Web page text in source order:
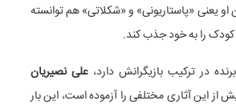
یعنی ‌«پاستاریونی» و «شکلاتی» هم توانسته
را به خود جذب کند.
در ترکیب بازیگرانش دارد، علی نصیریان
از این آثاری مختلفی را آزموده است، این بار